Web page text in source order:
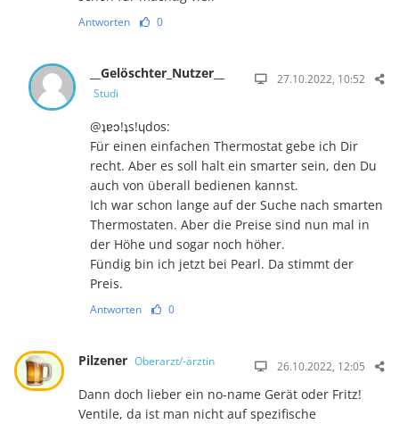
Antworten 0
__Gelöschter_Nutzer__
Studi
27.10.2022, 10:52
@ʇɐɔ!ʇs!ɥdos:
Für einen einfachen Thermostat gebe ich Dir
recht. Aber es soll halt ein smarter sein, den Du
auch von überall bedienen kannst.
Ich war schon lange auf der Suche nach smarten
Thermostaten. Aber die Preise sind nun mal in
der Höhe und sogar noch höher.
Fündig bin ich jetzt bei Pearl. Da stimmt der
Preis.
Antworten 0
Pilzener Oberarzt/-ärztin 26.10.2022, 12:05
Dann doch lieber ein no-name Gerät oder Fritz!
Ventile, da ist man nicht auf spezifische